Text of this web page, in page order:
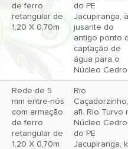
de ferro
retangular de
1,20 X 0,70m
do PE
Jacupiranga, à
jusante do
antigo ponto
captação de
água para o
Núcleo Cedro
Rede de 5
mm entre-nós
com armação
de ferro
retangular de
1,20 X 0,70m
Rio
Caçadorzinho,
afl. Rio Turvo
Núcleo Cedro
do PE
Jacupiranga,